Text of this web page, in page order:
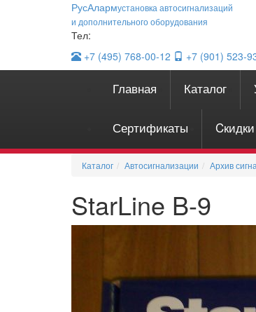
РусАлармустановка автосигнализаций
и дополнительного оборудования
Тел:
+7 (495) 768-00-12 +7 (901) 523-
Главная Каталог
Сертификаты
Каталог Автосигнализации Архив
StarLine B-9